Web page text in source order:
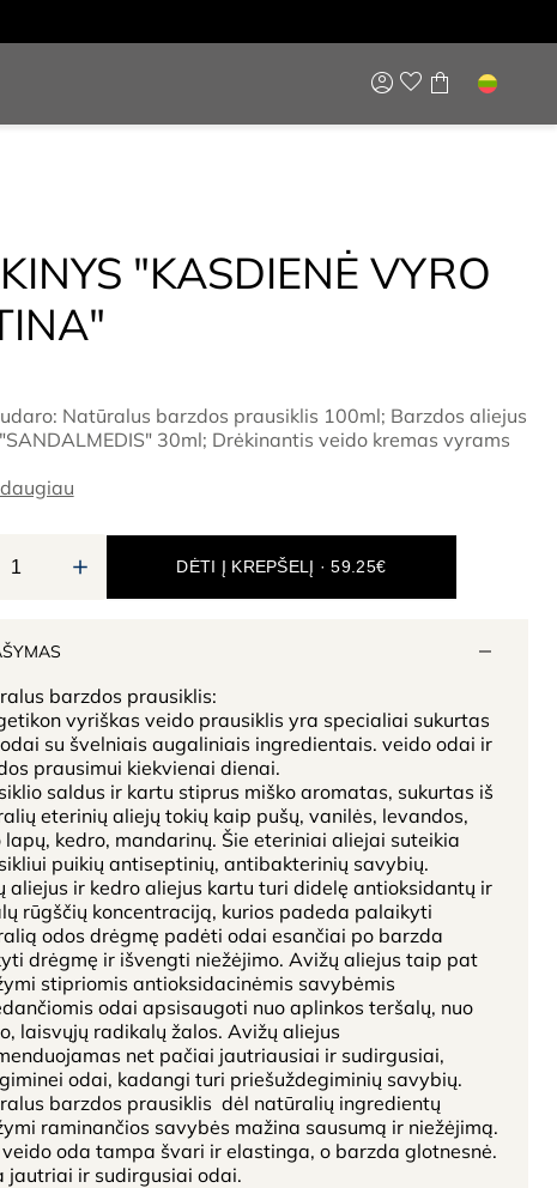
"KASDIENĖ VYRO
Natūralus barzdos prausiklis 100ml; Barzdos aliejus
30ml; Drėkinantis veido kremas vyrams
DĖTI Į KREPŠELĮ · 59.25€
barzdos prausiklis:
vyriškas veido prausiklis yra specialiai sukurtas
su švelniais augaliniais ingredientais. veido odai ir
prausimui kiekvienai dienai.
saldus ir kartu stiprus miško aromatas, sukurtas iš
eterinių aliejų tokių kaip pušų, vanilės, levandos,
lapų, kedro, mandarinų. Šie eteriniai aliejai suteikia
puikių antiseptinių, antibakterinių savybių.
aliejus ir kedro aliejus kartu turi didelę antioksidantų ir
rūgščių koncentraciją, kurios padeda palaikyti
odos drėgmę padėti odai esančiai po barzda
drėgmę ir išvengti niežėjimo. Avižų aliejus taip pat
stipriomis antioksidacinėmis savybėmis
odai apsisaugoti nuo aplinkos teršalų, nuo
laisvųjų radikalų žalos. Avižų aliejus
net pačiai jautriausiai ir sudirgusiai,
odai, kadangi turi priešuždegiminių savybių.
barzdos prausiklis dėl natūralių ingredientų
raminančios savybės mažina sausumą ir niežėjimą.
oda tampa švari ir elastinga, o barzda glotnesnė.
jautriai ir sudirgusiai odai.